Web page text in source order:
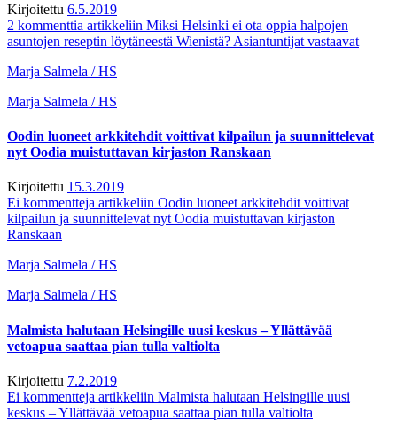
Kirjoitettu 6.5.2019
2 kommenttia artikkeliin Miksi Helsinki ei ota oppia halpojen
asuntojen reseptin löytäneestä Wienistä? Asiantuntijat vastaavat
Marja Salmela / HS
Marja Salmela / HS
Oodin luoneet arkkitehdit voittivat kilpailun ja suunnittelevat
nyt Oodia muistuttavan kirjaston Ranskaan
Kirjoitettu 15.3.2019
Ei kommentteja artikkeliin Oodin luoneet arkkitehdit voittivat
kilpailun ja suunnittelevat nyt Oodia muistuttavan kirjaston
Ranskaan
Marja Salmela / HS
Marja Salmela / HS
Malmista halutaan Helsingille uusi keskus – Yllättävää
vetoapua saattaa pian tulla valtiolta
Kirjoitettu 7.2.2019
Ei kommentteja artikkeliin Malmista halutaan Helsingille uusi
keskus – Yllättävää vetoapua saattaa pian tulla valtiolta